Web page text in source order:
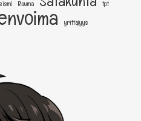
Rauma tpt
yrittäjyys